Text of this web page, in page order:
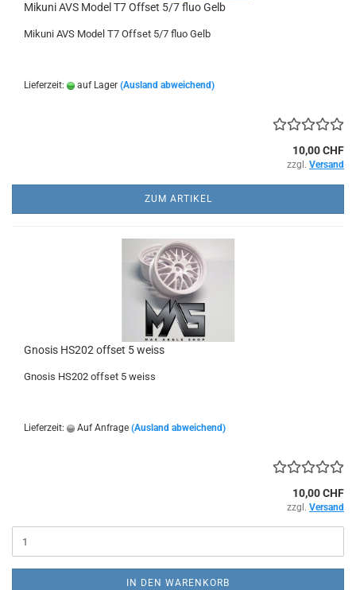
Mikuni AVS Model T7 Offset 5/7 fluo Gelb
Mikuni AVS Model T7 Offset 5/7 fluo Gelb
Lieferzeit: auf Lager (Ausland abweichend)
10,00 CHF
zzgl. Versand
ZUM ARTIKEL
Gnosis HS202 offset 5 weiss
Gnosis HS202 offset 5 weiss
Lieferzeit: Auf Anfrage (Ausland abweichend)
10,00 CHF
zzgl. Versand
IN DEN WARENKORB